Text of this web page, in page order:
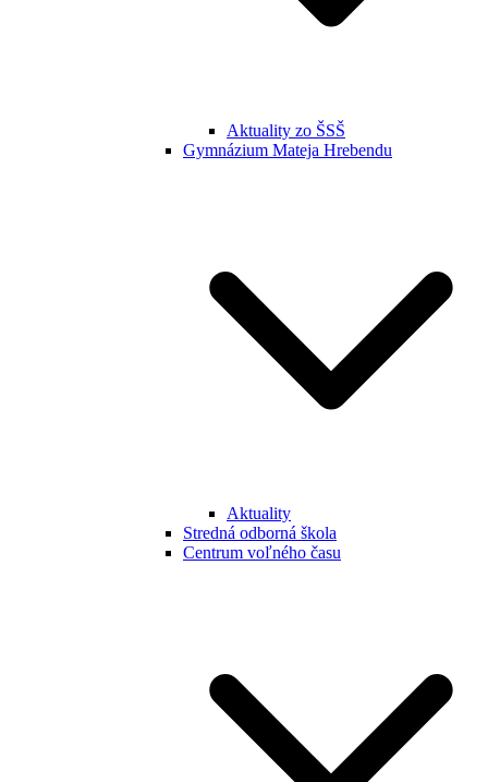
Aktuality zo ŠSŠ
Gymnázium Mateja Hrebendu
Aktuality
Stredná odborná škola
Centrum voľného času